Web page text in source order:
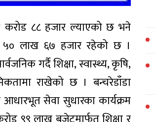
८८ हजार ल्याएको छ भने
५० लाख ६७ हजार रहेको छ ।
गर्दै शिक्षा, स्वास्थ्य, कृषि,
राखेको छ । बन्चरेडाँडा
आधारभूत सेवा सुधारका कार्यक्रम